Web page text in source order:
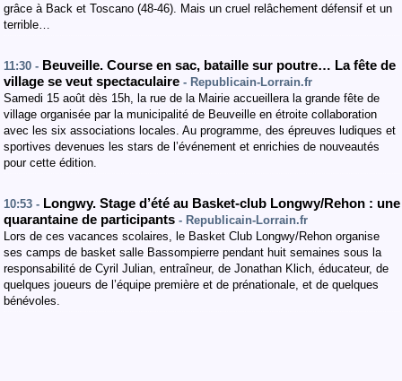
grâce à Back et Toscano (48-46). Mais un cruel relâchement défensif et un
terrible…
11:30 - Beuveille. Course en sac, bataille sur poutre… La fête de
village se veut spectaculaire - Republicain-Lorrain.fr
Samedi 15 août dès 15h, la rue de la Mairie accueillera la grande fête de
village organisée par la municipalité de Beuveille en étroite collaboration
avec les six associations locales. Au programme, des épreuves ludiques et
sportives devenues les stars de l’événement et enrichies de nouveautés
pour cette édition.
10:53 - Longwy. Stage d’été au Basket-club Longwy/Rehon : une
quarantaine de participants - Republicain-Lorrain.fr
Lors de ces vacances scolaires, le Basket Club Longwy/Rehon organise
ses camps de basket salle Bassompierre pendant huit semaines sous la
responsabilité de Cyril Julian, entraîneur, de Jonathan Klich, éducateur, de
quelques joueurs de l’équipe première et de prénationale, et de quelques
bénévoles.